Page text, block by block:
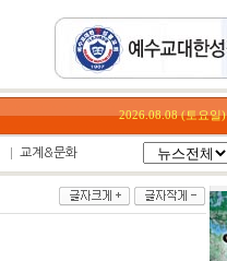
2026.08.08 (토요일)
교계&문화